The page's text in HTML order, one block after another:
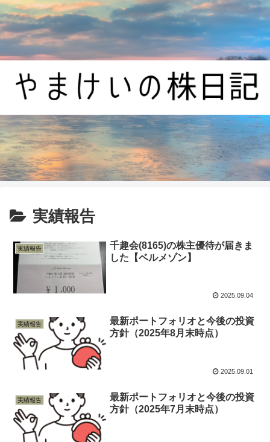
実績報告
実績報告
千趣会(8165)の株主優待が届きま
した【ベルメゾン】
2025.09.04
実績報告
最新ポートフォリオと今後の投資
方針（2025年8月末時点）
2025.09.01
実績報告
最新ポートフォリオと今後の投資
方針（2025年7月末時点）